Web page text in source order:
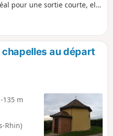
pour une sortie courte, elle
au départ
-135 m
Rhin)